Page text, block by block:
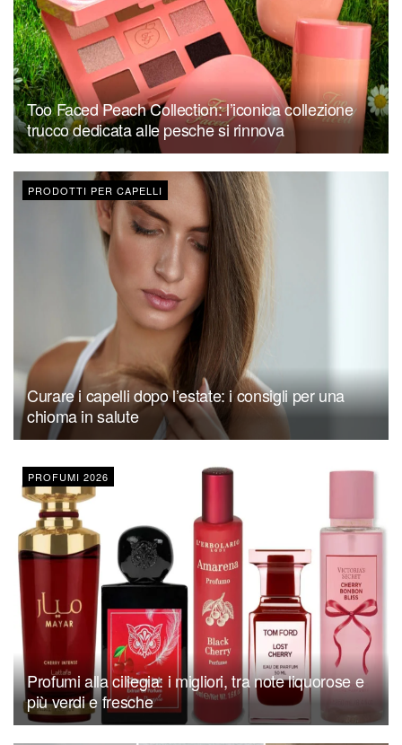
Too Faced Peach Collection: l’iconica collezione
trucco dedicata alle pesche si rinnova
PRODOTTI PER CAPELLI
Curare i capelli dopo l’estate: i consigli per una
chioma in salute
PROFUMI 2026
Profumi alla ciliegia: i migliori, tra note liquorose e
più verdi e fresche